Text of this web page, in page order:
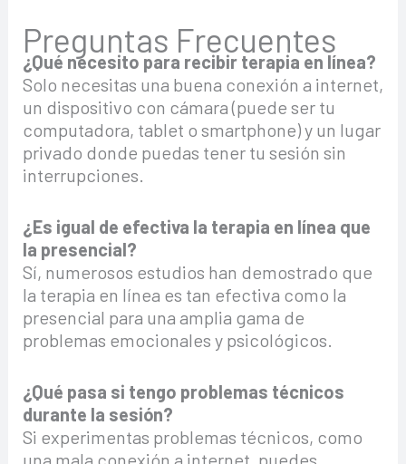
Preguntas Frecuentes
¿Qué necesito para recibir terapia en línea?
Solo necesitas una buena conexión a internet,
un dispositivo con cámara (puede ser tu
computadora, tablet o smartphone) y un lugar
privado donde puedas tener tu sesión sin
interrupciones.
¿Es igual de efectiva la terapia en línea que
la presencial?
Sí, numerosos estudios han demostrado que
la terapia en línea es tan efectiva como la
presencial para una amplia gama de
problemas emocionales y psicológicos.
¿Qué pasa si tengo problemas técnicos
durante la sesión?
Si experimentas problemas técnicos, como